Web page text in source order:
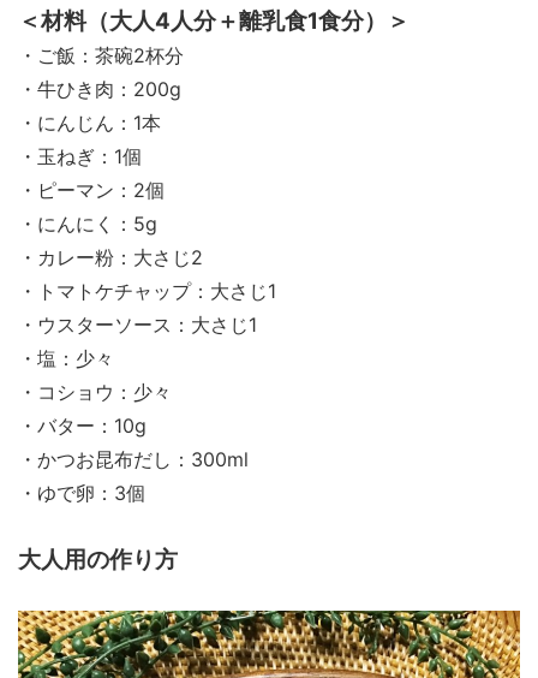
＜材料（大人4人分＋離乳食1食分）＞
・ご飯：茶碗2杯分
・牛ひき肉：200g
・にんじん：1本
・玉ねぎ：1個
・ピーマン：2個
・にんにく：5g
・カレー粉：大さじ2
・トマトケチャップ：大さじ1
・ウスターソース：大さじ1
・塩：少々
・コショウ：少々
・バター：10g
・かつお昆布だし：300ml
・ゆで卵：3個
大人用の作り方